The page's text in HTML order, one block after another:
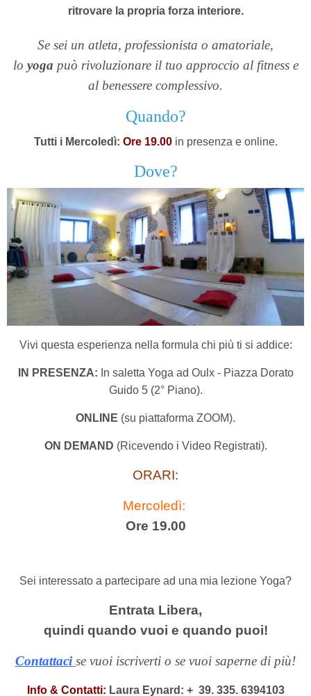
ritrovare la propria forza interiore.
Se sei un atleta, professionista o amatoriale,
lo yoga può rivoluzionare il tuo approccio al fitness e
al benessere complessivo.
Quando?
Tutti i Mercoledì: Ore 19.00in presenza e online.
Dove?
Vivi questa esperienza nella formula chi più ti si addice:
IN PRESENZA: In saletta Yoga ad Oulx - Piazza Dorato
Guido 5 (2° Piano).
ONLINE (su piattaforma ZOOM).
ON DEMAND (Ricevendo i Video Registrati).
ORARI:
Mercoledì:
Ore 19.00
Sei interessato a partecipare ad una mia lezione Yoga?
Entrata Libera,
quindi quando vuoi e quando puoi!
Contattaci se vuoi iscriverti o se vuoi saperne di più!
Info & Contatti: Laura Eynard: + 39. 335. 6394103